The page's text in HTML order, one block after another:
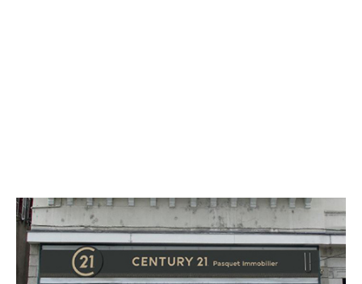
CENTURY 21 Pasquet Immobilier
68 boulevard de Courtais
MONTLUCON - 03100